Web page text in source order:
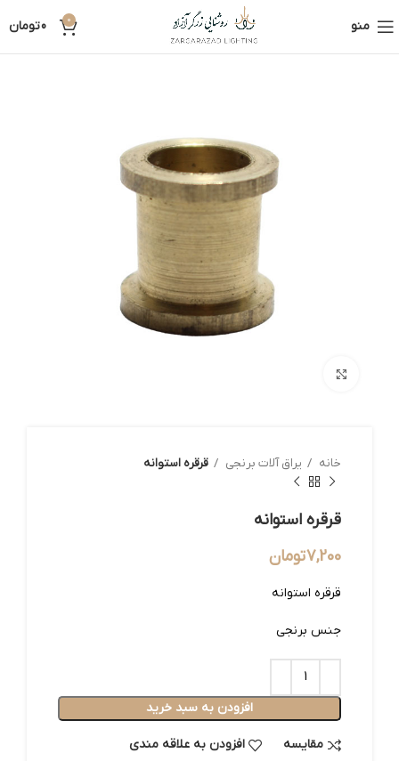
منو 0
0تومان
خانه یراق آلات برنجی قرقره استوانه
قرقره استوانه
7,200تومان
قرقره استوانه
جنس برنجی
افزودن به سبد خرید
مقایسه افزودن به علاقه مندی